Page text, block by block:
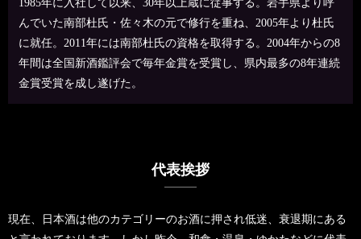
1985年に入社して以来、30年以上蔵に従事する。岩手県より呼
んでいた南部杜氏・佐々木の元で修行を重ね、2005年より杜氏
に就任。2011年には南部杜氏の資格を取得する。2004年からの8
年間は全国新酒鑑評会で毎年金賞を受賞し、県内最多の8年連続
金賞受賞を成し遂げた。
代表挨拶
現在、日本酒は他のカテゴリーのお酒に押され低迷、衰退期にある